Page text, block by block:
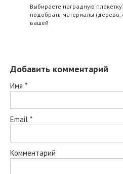
Выбираете наградную
подобрать материалы (дерево,
вашей
Добавить комментарий
Имя *
Email *
Комментарий